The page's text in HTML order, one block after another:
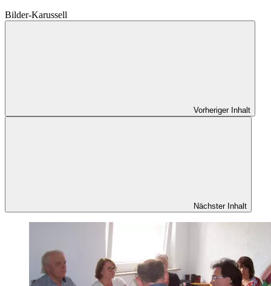
Bilder-Karussell
Vorheriger Inhalt
Nächster Inhalt